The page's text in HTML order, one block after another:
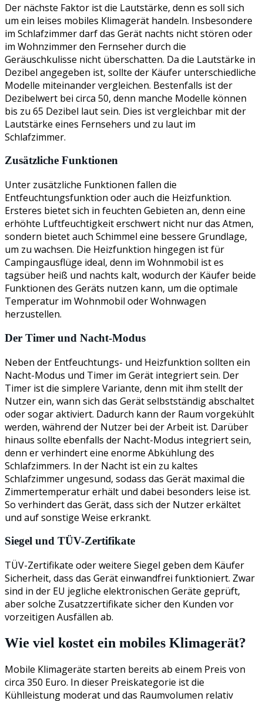
Der nächste Faktor ist die Lautstärke, denn es soll sich
um ein leises mobiles Klimagerät handeln. Insbesondere
im Schlafzimmer darf das Gerät nachts nicht stören oder
im Wohnzimmer den Fernseher durch die
Geräuschkulisse nicht überschatten. Da die Lautstärke in
Dezibel angegeben ist, sollte der Käufer unterschiedliche
Modelle miteinander vergleichen. Bestenfalls ist der
Dezibelwert bei circa 50, denn manche Modelle können
bis zu 65 Dezibel laut sein. Dies ist vergleichbar mit der
Lautstärke eines Fernsehers und zu laut im
Schlafzimmer.
Zusätzliche Funktionen
Unter zusätzliche Funktionen fallen die
Entfeuchtungsfunktion oder auch die Heizfunktion.
Ersteres bietet sich in feuchten Gebieten an, denn eine
erhöhte Luftfeuchtigkeit erschwert nicht nur das Atmen,
sondern bietet auch Schimmel eine bessere Grundlage,
um zu wachsen. Die Heizfunktion hingegen ist für
Campingausflüge ideal, denn im Wohnmobil ist es
tagsüber heiß und nachts kalt, wodurch der Käufer beide
Funktionen des Geräts nutzen kann, um die optimale
Temperatur im Wohnmobil oder Wohnwagen
herzustellen.
Der Timer und Nacht-Modus
Neben der Entfeuchtungs- und Heizfunktion sollten ein
Nacht-Modus und Timer im Gerät integriert sein. Der
Timer ist die simplere Variante, denn mit ihm stellt der
Nutzer ein, wann sich das Gerät selbstständig abschaltet
oder sogar aktiviert. Dadurch kann der Raum vorgekühlt
werden, während der Nutzer bei der Arbeit ist. Darüber
hinaus sollte ebenfalls der Nacht-Modus integriert sein,
denn er verhindert eine enorme Abkühlung des
Schlafzimmers. In der Nacht ist ein zu kaltes
Schlafzimmer ungesund, sodass das Gerät maximal die
Zimmertemperatur erhält und dabei besonders leise ist.
So verhindert das Gerät, dass sich der Nutzer erkältet
und auf sonstige Weise erkrankt.
Siegel und TÜV-Zertifikate
TÜV-Zertifikate oder weitere Siegel geben dem Käufer
Sicherheit, dass das Gerät einwandfrei funktioniert. Zwar
sind in der EU jegliche elektronischen Geräte geprüft,
aber solche Zusatzzertifikate sicher den Kunden vor
vorzeitigen Ausfällen ab.
Wie viel kostet ein mobiles Klimagerät?
Mobile Klimageräte starten bereits ab einem Preis von
circa 350 Euro. In dieser Preiskategorie ist die
Kühlleistung moderat und das Raumvolumen relativ